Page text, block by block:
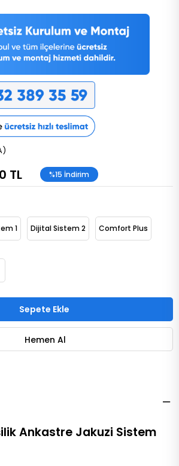
TL %15 İndirim
1 Dijital Sistem 2 Comfort Plus
Ankastre Jakuzi Sistem